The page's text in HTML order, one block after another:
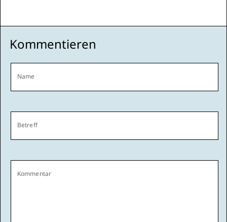
Kommentieren
Name
Betreff
Kommentar